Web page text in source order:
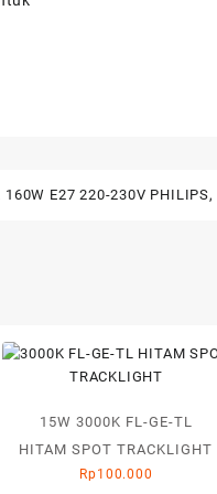
160W E27 220-230V PHILIPS,
15W 3000K FL-GE-TL
HITAM SPOT TRACKLIGHT
Rp100.000